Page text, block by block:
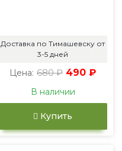
Доставка по Тимашевску от
3-5 дней
Цена: 680 ₽ 490 ₽
В наличии
Купить